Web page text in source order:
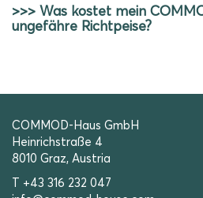
>>> Was kostet mein
ungefähre Richtpeise?
COMMOD-Haus GmbH
Heinrichstraße 4
8010 Graz, Austria
T +43 316 232 047